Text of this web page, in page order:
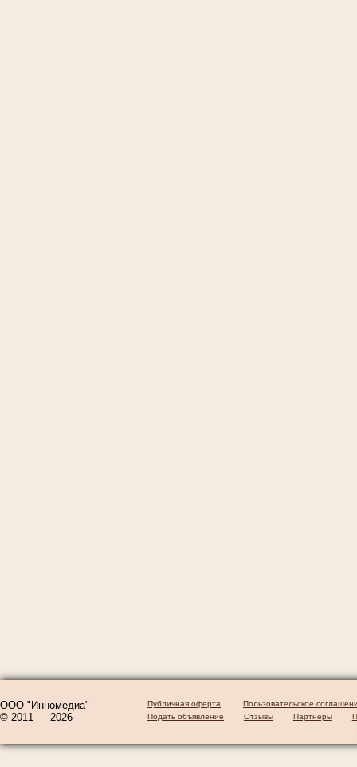
ООО "Инномедиа"
© 2011 — 2026
Публичная оферта
Пользовательское
Подать объявление
Отзывы Партнеры